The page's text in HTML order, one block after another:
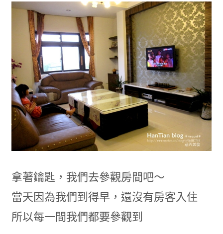
拿著鑰匙，我們去參觀房間吧～
當天因為我們到得早，還沒有房客入住
所以每一間我們都要參觀到